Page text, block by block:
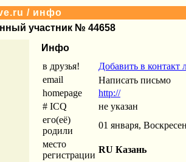
/ инфо
участник № 44658
Инфо
в друзья!
Добавить в контакт
email
homepage
http://
# ICQ
не указан
его(её)
родили
01 января,
место
регистрации
RU Казань